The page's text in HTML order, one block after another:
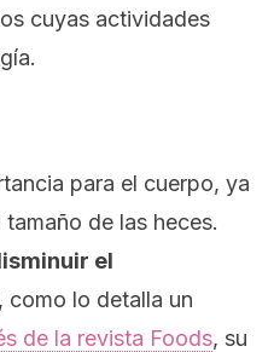
cuyas actividades
para el cuerpo, ya
de las heces.
el
como lo detalla un
de la revista Foods, su